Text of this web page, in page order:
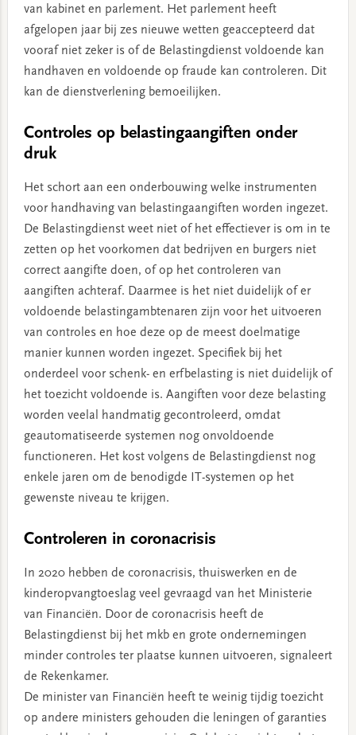
van kabinet en parlement. Het parlement heeft
afgelopen jaar bij zes nieuwe wetten geaccepteerd dat
vooraf niet zeker is of de Belastingdienst voldoende kan
handhaven en voldoende op fraude kan controleren. Dit
kan de dienstverlening bemoeilijken.
Controles op belastingaangiften onder
druk
Het schort aan een onderbouwing welke instrumenten
voor handhaving van belastingaangiften worden ingezet.
De Belastingdienst weet niet of het effectiever is om in te
zetten op het voorkomen dat bedrijven en burgers niet
correct aangifte doen, of op het controleren van
aangiften achteraf. Daarmee is het niet duidelijk of er
voldoende belastingambtenaren zijn voor het uitvoeren
van controles en hoe deze op de meest doelmatige
manier kunnen worden ingezet. Specifiek bij het
onderdeel voor schenk- en erfbelasting is niet duidelijk of
het toezicht voldoende is. Aangiften voor deze belasting
worden veelal handmatig gecontroleerd, omdat
geautomatiseerde systemen nog onvoldoende
functioneren. Het kost volgens de Belastingdienst nog
enkele jaren om de benodigde IT-systemen op het
gewenste niveau te krijgen.
Controleren in coronacrisis
In 2020 hebben de coronacrisis, thuiswerken en de
kinderopvangtoeslag veel gevraagd van het Ministerie
van Financiën. Door de coronacrisis heeft de
Belastingdienst bij het mkb en grote ondernemingen
minder controles ter plaatse kunnen uitvoeren, signaleert
de Rekenkamer.
De minister van Financiën heeft te weinig tijdig toezicht
op andere ministers gehouden die leningen of garanties